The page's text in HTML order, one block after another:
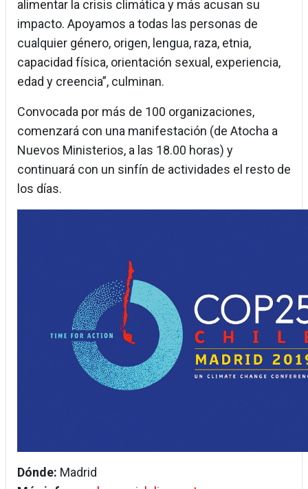
alimentar la crisis climática y más acusan su
impacto. Apoyamos a todas las personas de
cualquier género, origen, lengua, raza, etnia,
capacidad física, orientación sexual, experiencia,
edad y creencia”, culminan.
Convocada por más de 100 organizaciones,
comenzará con una manifestación (de Atocha a
Nuevos Ministerios, a las 18.00 horas) y
continuará con un sinfín de actividades el resto de
los días.
Dónde: Madrid